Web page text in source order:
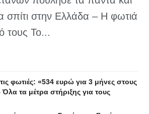
σπίτι στην Ελλάδα – Η φωτιά
τους Το...
φωτιές: «534 ευρώ για 3 μήνες στους
τα μέτρα στήριξης για τους